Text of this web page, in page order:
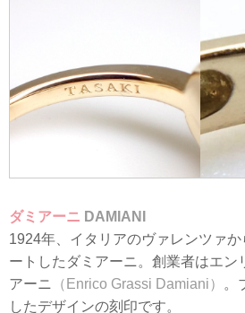
ダミアーニ DAMIANI
1924年、イタリアのヴァレンツァ
ートしたダミアーニ。創業者はエン
アーニ （Enrico Grassi Damiani） 。
したデザインの刻印です。